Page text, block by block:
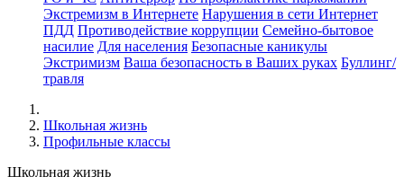
Экстремизм в Интернете Нарушения в сети Интернет
ПДД Противодействие коррупции Семейно-бытовое
насилие Для населения Безопасные каникулы
Экстримизм Ваша безопасность в Ваших руках Буллинг/
травля
Школьная жизнь
Профильные классы
Школьная жизнь